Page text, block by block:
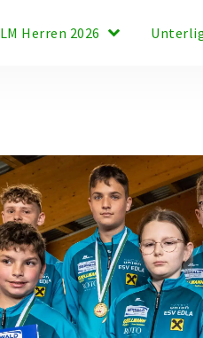
LM Herren 2026 keyboard_arrow_down